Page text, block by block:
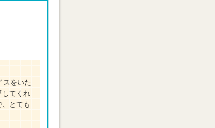
スをいた
してくれ
とても